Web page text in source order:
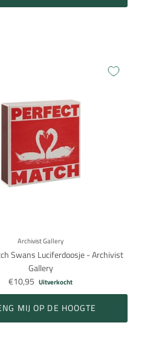
Archivist Gallery
Swans Luciferdoosje - Archivist
Gallery
€10,95 Uitverkocht
MIJ OP DE HOOGTE